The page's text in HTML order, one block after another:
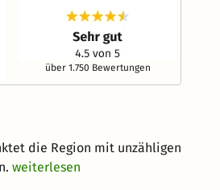
über 1.750 Bewertungen
die Region mit unzähligen
weiterlesen